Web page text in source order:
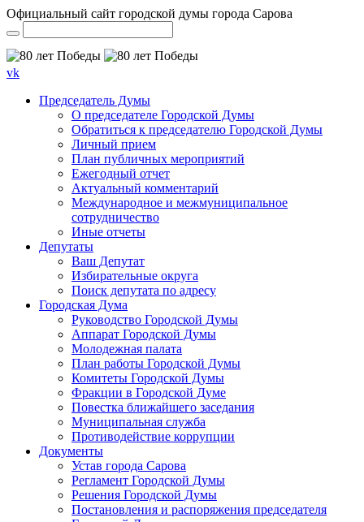
Официальный сайт городской думы города Сарова
vk
Председатель Думы
О председателе Городской Думы
Обратиться к председателю Городской Думы
Личный прием
План публичных мероприятий
Ежегодный отчет
Актуальный комментарий
Международное и межмуниципальное
сотрудничество
Иные отчеты
Депутаты
Ваш Депутат
Избирательные округа
Поиск депутата по адресу
Городская Дума
Руководство Городской Думы
Аппарат Городской Думы
Молодежная палата
План работы Городской Думы
Комитеты Городской Думы
Фракции в Городской Думе
Повестка ближайшего заседания
Муниципальная служба
Противодействие коррупции
Документы
Устав города Сарова
Регламент Городской Думы
Решения Городской Думы
Постановления и распоряжения председателя